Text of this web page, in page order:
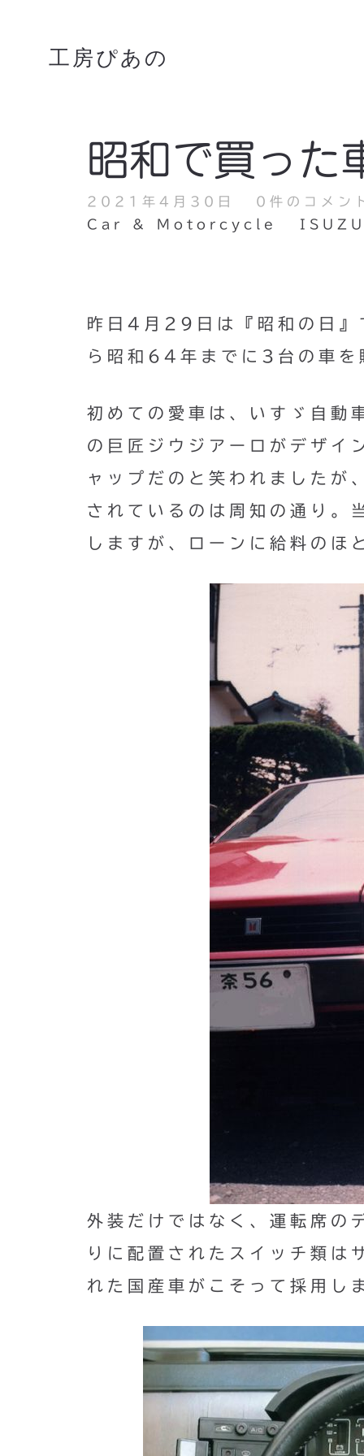
工房ぴあの
昭和で買った
2021年4月30日
0件のコメン
Car & Motorcycle
昨日4月29日は『昭和の日
ら昭和64年までに3台の車を
初めての愛車は、いすゞ自動
の巨匠ジウジアーロがデザイ
ャップだのと笑われましたが
されているのは周知の通り
しますが、ローンに給料のほ
外装だけではなく、運転席の
りに配置されたスイッチ類は
れた国産車がこそって採用し